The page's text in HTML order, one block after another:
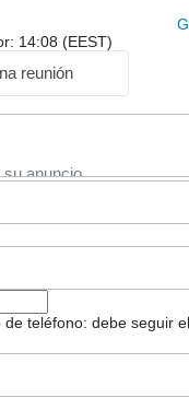
14:08 (EEST)
reunión
teléfono: debe seguir